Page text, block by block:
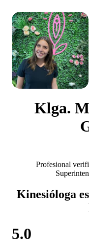
Klga.
Profesional
Kinesióloga
5.0